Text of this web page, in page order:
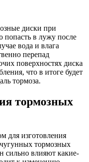
диски при
попасть в лужу после
вода и влага
перепад
поверхностях диска
что в итоге будет
тормоза.
тормозных
для изготовления
тормозных
сильно влияют какие-